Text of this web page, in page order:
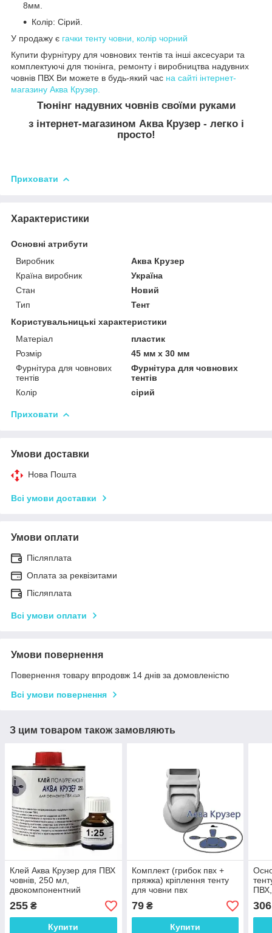
8мм.
Колір: Сірий.
У продажу є гачки тенту човни, колір чорний
Купити фурнітуру для човнових тентів та інші аксесуари та
комплектуючі для тюнінга, ремонту і виробництва надувних
човнів ПВХ Ви можете в будь-який час на сайті інтернет-
магазину Аква Крузер.
Тюнінг надувних човнів своїми руками
з інтернет-магазином Аква Крузер - легко і
просто!
Приховати
Характеристики
Основні атрибути
Виробник
Аква Крузер
Країна виробник
Україна
Стан
Новий
Тип
Тент
Користувальницькі характеристики
Матеріал
пластик
Розмір
45 мм х 30 мм
Фурнітура для човнових
тентів
Фурнітура для човнових
тентів
Колір
сірий
Приховати
Умови доставки
Нова Пошта
Всі умови доставки
Умови оплати
Післяплата
Оплата за реквізитами
Післяплата
Всі умови оплати
Умови повернення
Повернення товару впродовж 14 днів за домовленістю
Всі умови повернення
З цим товаром також замовляють
Клей Аква Крузер для ПВХ
човнів, 250 мл,
двокомпонентний
поліуретановий для
ремонту надувного човна
ПВХ в банке
255 ₴
Купити
Комплект (грибок пвх +
пряжка) кріплення тенту
для човни пвх
79₴
Купити
ПВХ,
306